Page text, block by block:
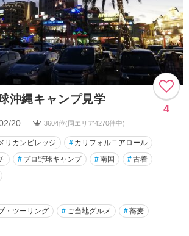
沖縄キャンプ見学
4
20 3604位(同エリア4270件中)
リカンビレッジ # カリフォルニアロール
# プロ野球キャンプ #南国 #古着
・ツーリング # ご当地グルメ #蕎麦